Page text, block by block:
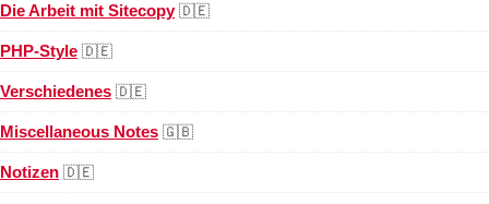
Die Arbeit mit Sitecopy🇩🇪
PHP-Style 🇩🇪
Verschiedenes 🇩🇪
Miscellaneous Notes 🇬🇧
Notizen 🇩🇪